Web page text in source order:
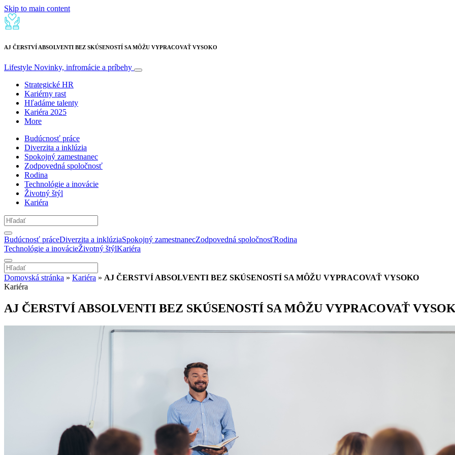
Skip to main content
AJ ČERSTVÍ ABSOLVENTI BEZ SKÚSENOSTÍ SA MÔŽU VYPRACOVAŤ VYSOKO
Lifestyle Novinky, infromácie a príbehy
Strategické HR
Kariérny rast
Hľadáme talenty
Kariéra 2025
More
Budúcnosť práce
Diverzita a inklúzia
Spokojný zamestnanec
Zodpovedná spoločnosť
Rodina
Technológie a inovácie
Životný štýl
Kariéra
Budúcnosť práceDiverzita a inklúziaSpokojný zamestnanecZodpovedná spoločnosťRodina
Technológie a inovácieŽivotný štýlKariéra
Domovská stránka » Kariéra » AJ ČERSTVÍ ABSOLVENTI BEZ SKÚSENOSTÍ SA MÔŽU VYPRACOVAŤ VYSOKO
Kariéra
AJ ČERSTVÍ ABSOLVENTI BEZ SKÚSENOSTÍ SA MÔŽU VYPRACOVAŤ